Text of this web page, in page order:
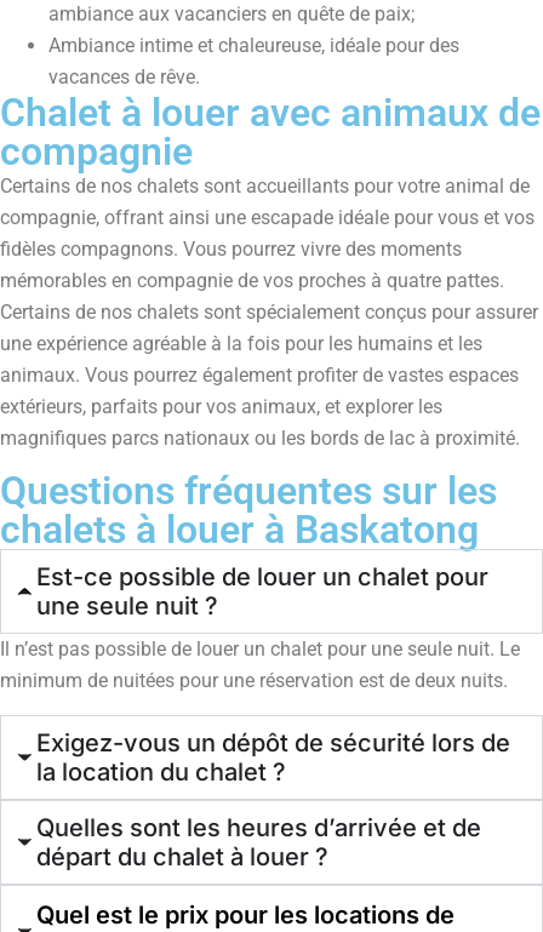
ambiance aux vacanciers en quête de paix;
Ambiance intime et chaleureuse, idéale pour des
vacances de rêve.
Chalet à louer avec animaux de
compagnie
Certains de nos chalets sont accueillants pour votre animal de
compagnie, offrant ainsi une escapade idéale pour vous et vos
fidèles compagnons. Vous pourrez vivre des moments
mémorables en compagnie de vos proches à quatre pattes.
Certains de nos chalets sont spécialement conçus pour assurer
une expérience agréable à la fois pour les humains et les
animaux. Vous pourrez également profiter de vastes espaces
extérieurs, parfaits pour vos animaux, et explorer les
magnifiques parcs nationaux ou les bords de lac à proximité.
Questions fréquentes sur les
chalets à louer à Baskatong
Est-ce possible de louer un chalet pour
une seule nuit ?
Il n’est pas possible de louer un chalet pour une seule nuit. Le
minimum de nuitées pour une réservation est de deux nuits.
Exigez-vous un dépôt de sécurité lors de
la location du chalet ?
Quelles sont les heures d’arrivée et de
départ du chalet à louer ?
Quel est le prix pour les locations de